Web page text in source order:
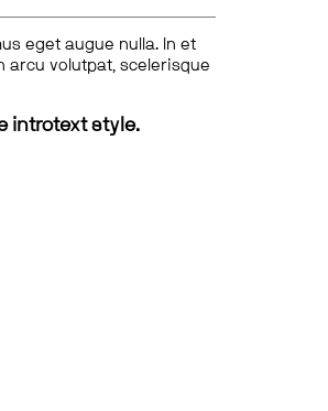
eget augue nulla. In et
arcu volutpat, scelerisque
introtext style.